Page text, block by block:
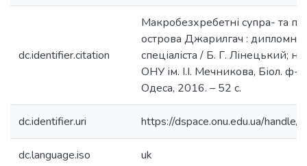
dc.identifier.citation
Макробезхребетні супра- та
острова Джарилгач : дипломна
спеціаліста / Б. Г. Лінецький;
ОНУ ім. І.І. Мечникова, Біол. ф-т,
Одеса, 2016. – 52 с.
dc.identifier.uri https://dspace.onu.edu.ua/
dc.language.iso uk